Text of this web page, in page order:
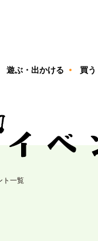
遊ぶ・出かける 買う
ト一覧